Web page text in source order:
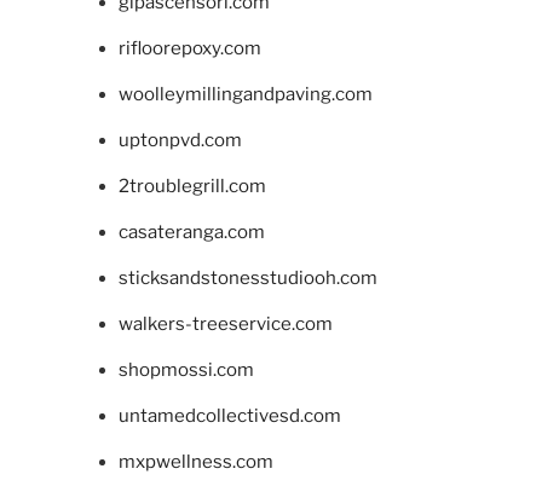
rifloorepoxy.com
woolleymillingandpaving.com
uptonpvd.com
2troublegrill.com
casateranga.com
sticksandstonesstudiooh.com
walkers-treeservice.com
shopmossi.com
untamedcollectivesd.com
mxpwellness.com